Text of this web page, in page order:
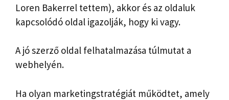
Loren Bakerrel tettem), akkor és az oldaluk
kapcsolódó oldal igazolják, hogy ki vagy.
A jó szerző oldal felhatalmazása túlmutat a
webhelyén.
Ha olyan marketingstratégiát működtet, amely